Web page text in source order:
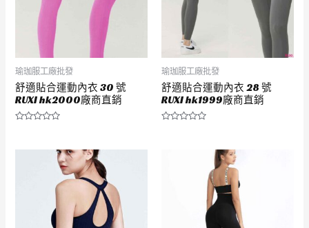
瑜珈服工廠批發
舒適貼合運動內衣 30 號
RUXI hk2000廠商直銷
瑜珈服工廠批發
舒適貼合運動內衣 28 號
RUXI hk1999廠商直銷